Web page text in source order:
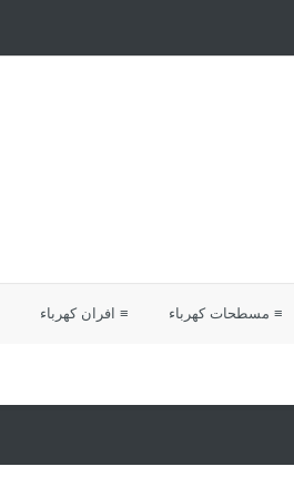
≡ مسطحات كهرباء ≡ افران كهرباء